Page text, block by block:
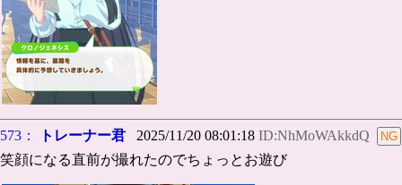
573： トレーナー君 2025/11/20 08:01:18 ID:NhMoWAkkdQ
笑顔になる直前が撮れたのでちょっとお遊び